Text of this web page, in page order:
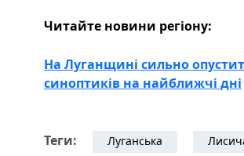
Читайте новини регіону:
На Луганщині сильно
синоптиків на найближчі дні
Теги: Луганська